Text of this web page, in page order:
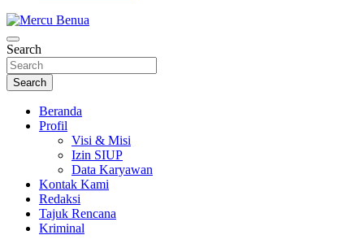
Mercu Benua
Suara Masyarakat Bawah
Search
Search
Beranda
Profil
Visi & Misi
Izin SIUP
Data Karyawan
Kontak Kami
Redaksi
Tajuk Rencana
Kriminal